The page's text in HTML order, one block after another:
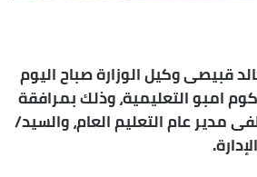
قبيصى وكيل الوزارة صباح اليوم
كوم امبو التعليمية، وذلك بمرافقة
مدير عام التعليم العام، والسيد/